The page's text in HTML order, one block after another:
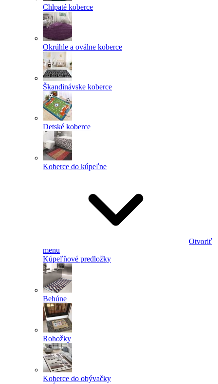
Chlpaté koberce
Okrúhle a oválne koberce
Škandinávske koberce
Detské koberce
Koberce do kúpeľne
Otvoriť
menu
Kúpeľňové predložky
Behúne
Rohožky
Koberce do obývačky